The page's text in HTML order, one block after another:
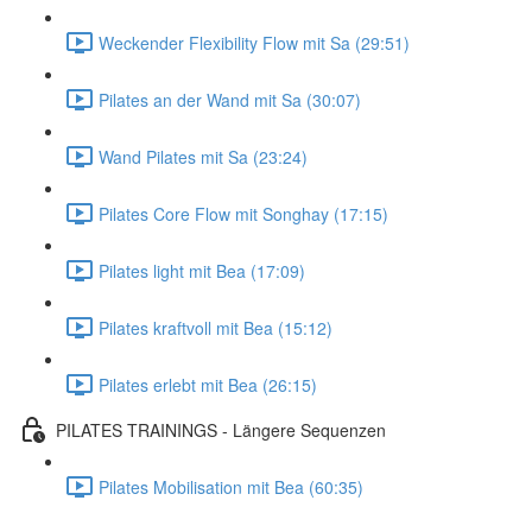
Weckender Flexibility Flow mit Sa (29:51)
Pilates an der Wand mit Sa (30:07)
Wand Pilates mit Sa (23:24)
Pilates Core Flow mit Songhay (17:15)
Pilates light mit Bea (17:09)
Pilates kraftvoll mit Bea (15:12)
Pilates erlebt mit Bea (26:15)
PILATES TRAININGS - Längere Sequenzen
Pilates Mobilisation mit Bea (60:35)